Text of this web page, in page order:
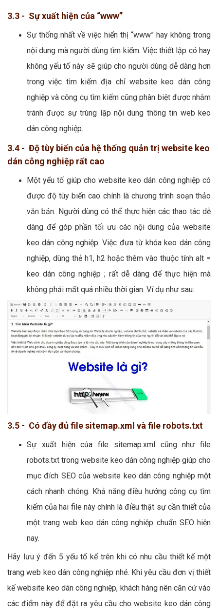
3.3 - Sự xuất hiện của “www”
Sự thống nhất về việc hiển thị “www” hay không trong
nội dung mà người dùng tìm kiếm. Việc thiết lập có hay
không yếu tố này sẽ giúp cho người dùng dễ dàng hơn
trong việc tìm kiếm địa chỉ website keo dán công
nghiệp và công cụ tìm kiếm cũng phân biệt được nhằm
tránh được sự trùng lặp nội dung thông tin web keo
dán công nghiệp.
3.4 - Độ tùy biến của hệ thống quản trị website keo
dán công nghiệp rất cao
Một yếu tố giúp cho website keo dán công nghiệp có
được độ tùy biến cao chính là chương trình soạn thảo
văn bản. Người dùng có thể thực hiện các thao tác dễ
dàng để góp phần tối ưu các nội dung của website
keo dán công nghiệp. Việc đưa từ khóa keo dán công
nghiệp, dùng thẻ h1, h2 hoặc thêm vào thuộc tính alt =
keo dán công nghiệp ; rất dễ dàng để thực hiện mà
không phải mất quá nhiều thời gian. Ví dụ như sau:
3.5 - Có đầy đủ file sitemap.xml và file robots.txt
Sự xuất hiện của file sitemap.xml cũng như file
robots.txt trong website keo dán công nghiệp giúp cho
mục đích SEO của website keo dán công nghiệp một
cách nhanh chóng. Khả năng điều hướng công cụ tìm
kiếm của hai file này chính là điều thật sự cần thiết của
một trang web keo dán công nghiệp chuẩn SEO hiện
nay.
Hãy lưu ý đến 5 yếu tố kể trên khi có nhu cầu thiết kế một
trang web keo dán công nghiệp nhé. Khi yêu cầu đơn vị thiết
kế website keo dán công nghiệp, khách hàng nên căn cứ vào
các điểm này để đặt ra yêu cầu cho website keo dán công